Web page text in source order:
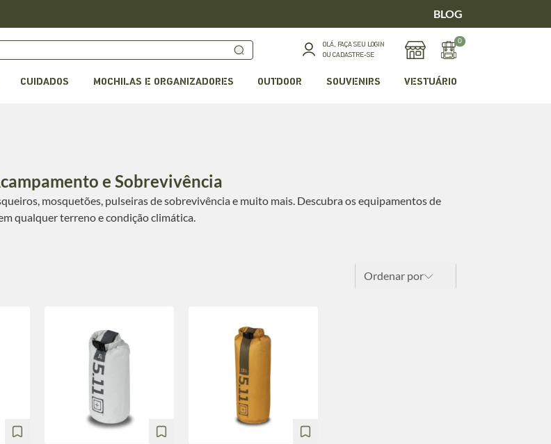
BLOG
OLÁ, FAÇA SEU LOGIN
OU CADASTRE-SE
0
CUIDADOS MOCHILAS E ORGANIZADORES OUTDOOR SOUVENIRS VESTUÁRIO
e Sobrevivência
mosquetões, pulseiras de sobrevivência e muito mais. Descubra os equipamentos de
qualquer terreno e condição climática.
Ordenar por